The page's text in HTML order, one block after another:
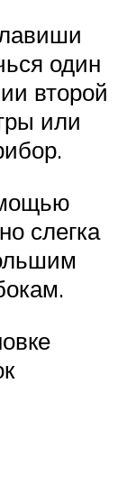
один
второй
или
слегка